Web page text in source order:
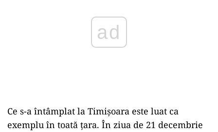
Ce s-a întâmplat la Timișoara este luat ca
exemplu în toată țara. În ziua de 21 decembrie